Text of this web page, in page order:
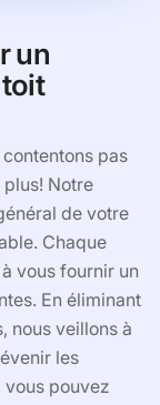
un
pas
Notre
de votre
Chaque
vous fournir un
En éliminant
nous veillons à
les
pouvez